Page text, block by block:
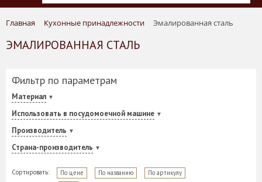
Главная Кухонные принадлежности Эмалированная сталь
ЭМАЛИРОВАННАЯ СТАЛЬ
Фильтр по параметрам
Материал
Использовать в посудомоечной машине
Производитель
Страна-производитель
Сортировать: По цене По названию
По артикулу